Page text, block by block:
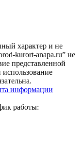
характер и не
kurort-anapa.ru” не
представленной
информации
работы: